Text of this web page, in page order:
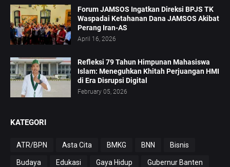
Forum JAMSOS Ingatkan Direksi BPJS TK
Waspadai Ketahanan Dana JAMSOS Akibat
Perang Iran-AS
April 16, 2026
Refleksi 79 Tahun Himpunan Mahasiswa
Islam: Meneguhkan Khitah Perjuangan HMI
di Era Disrupsi Digital
February 05, 2026
KATEGORI
ATR/BPN Asta Cita BMKG BNN Bisnis
Budaya Edukasi Gaya Hidup Gubernur Banten